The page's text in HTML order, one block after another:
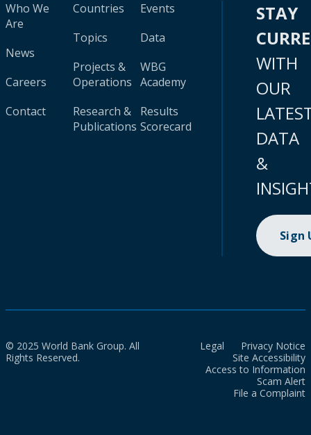
Who We
Are
News
Careers
Contact
Countries
Topics
Projects &
Operations
Research &
Publications
Events
Data
WBG
Academy
Results
Scorecard
STAY
WITH
OUR
DATA
&
Sign
© 2025 World Bank Group. All
Rights Reserved.
Legal
Privacy Notice
Site Accessibility
Access to Information
Scam Alert
File a Complaint